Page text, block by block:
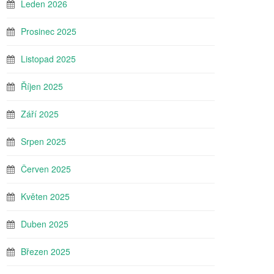
Leden 2026
Prosinec 2025
Listopad 2025
Říjen 2025
Září 2025
Srpen 2025
Červen 2025
Květen 2025
Duben 2025
Březen 2025